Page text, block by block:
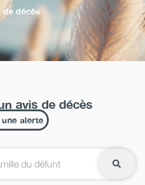
de décès
avis de décès
une alerte